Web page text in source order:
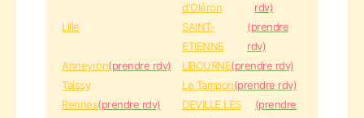
d'Oléron
rdv)
Lille
SAINT-
ETIENNE
(prendre
rdv)
Anneyron(prendre rdv) LIBOURNE(prendre rdv)
Taissy
Le Tampon(prendre rdv)
Rennes(prendre rdv)
DEVILLE LES
(prendre